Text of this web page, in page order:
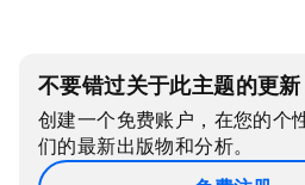
不要错过关于此主题的更新
创建一个免费账户，在您的个
们的最新出版物和分析。